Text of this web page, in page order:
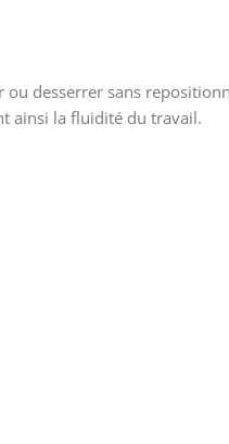
desserrer sans
ainsi la fluidité du travail.